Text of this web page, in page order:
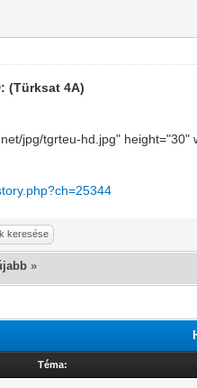
(Türksat 4A)
jpg/tgrteu-hd.jpg"
keresése
»
Téma: